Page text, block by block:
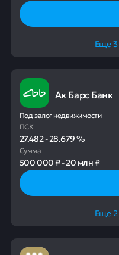
Еще3
Ак Барс Банк
Под залог недвижимости
ПСК
27.482-28.679%
Сумма
500 000 ₽-20 млн ₽
Еще2